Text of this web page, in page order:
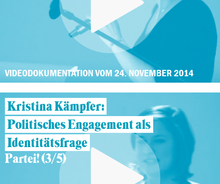
VIDEODOKUMENTATION VOM 24. NOVEMBER 2014
Kristina Kämpfer:
Politisches Engagement als
Identitätsfrage
Partei! (3/5)